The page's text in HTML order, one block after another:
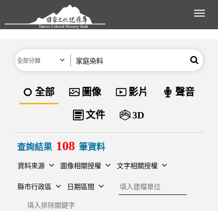
跳到主要內容區塊
展
分類 搜尋
資料類型
全部 圖像 影片 聲音
文件 3D
查詢結果 108 筆資料
資料來源 圖像相關授權 文字相關授權
縣市行政區 日期區間
建檔單位
排除關鍵字